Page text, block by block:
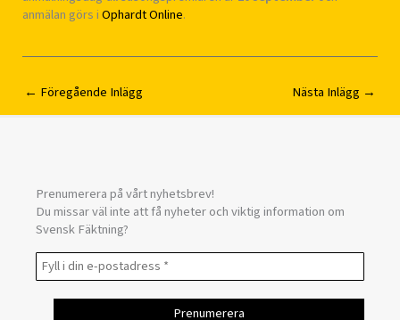
anmälan görs iOphardt Online.
← Föregående Inlägg Nästa Inlägg →
Prenumerera på vårt nyhetsbrev!
Du missar väl inte att få nyheter och viktig information om
Svensk Fäktning?